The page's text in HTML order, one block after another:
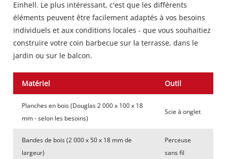
Einhell. Le plus intéressant, c'est que les différents
éléments peuvent être facilement adaptés à vos besoins
individuels et aux conditions locales - que vous souhaitiez
construire votre coin barbecue sur la terrasse, dans le
jardin ou sur le balcon.
Matériel Outil
Planches en bois (Douglas 2 000 x 100 x 18
mm - selon les besoins)
Scie à onglet
Bandes de bois (2 000 x 50 x 18 mm de
largeur)
Perceuse
sans fil